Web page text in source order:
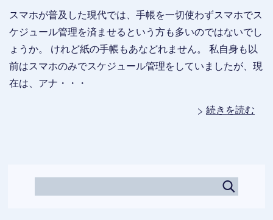
スマホが普及した現代では、手帳を一切使わずスマホでス
ケジュール管理を済ませるという方も多いのではないでし
ょうか。 けれど紙の手帳もあなどれません。 私自身も以
前はスマホのみでスケジュール管理をしていましたが、現
在は、アナ・・・
続きを読む